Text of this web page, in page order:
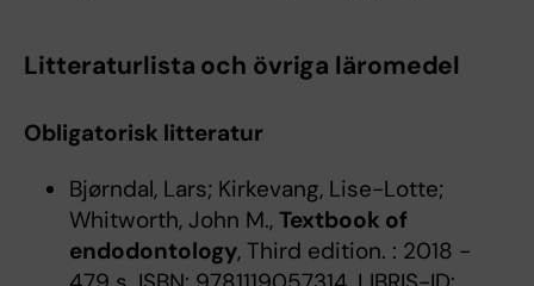
Litteraturlista och övriga läromedel
Obligatorisk litteratur
Bjørndal, Lars; Kirkevang, Lise-Lotte;
Whitworth, John M., Textbook of
endodontology, Third edition. : 2018 -